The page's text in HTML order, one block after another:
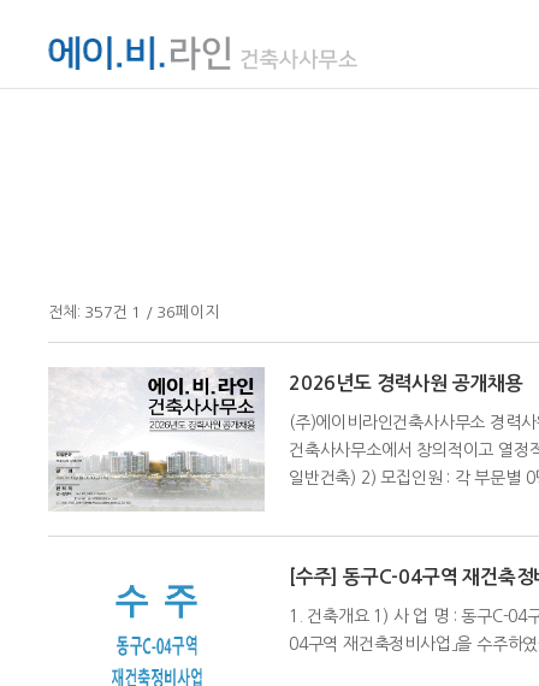
전체: 357건 1 / 36페이지
2026년도 경력사원 공개채용
(주)에이비라인건축사사무소 경력
건축사사무소에서 창의적이고 열
일반건축) 2) 모집인원 : 각 부문별
[수주] 동구C-04구역 재건축정
1. 건축개요 1) 사 업 명 : 동구C-04
04구역 재건축정비사업」을 수주하